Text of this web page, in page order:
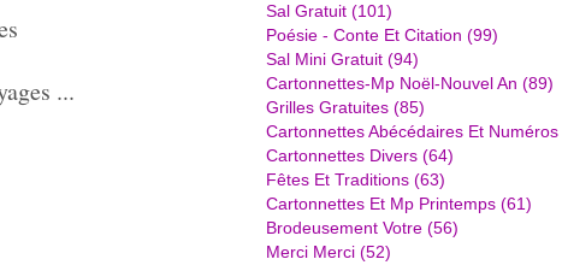
...
Sal Gratuit (101)
Poésie - Conte Et Citation (99)
Sal Mini Gratuit (94)
Cartonnettes-Mp Noël-Nouvel An (89)
Grilles Gratuites (85)
Cartonnettes Abécédaires Et Numéros
Cartonnettes Divers (64)
Fêtes Et Traditions (63)
Cartonnettes Et Mp Printemps (61)
Brodeusement Votre (56)
Merci Merci (52)